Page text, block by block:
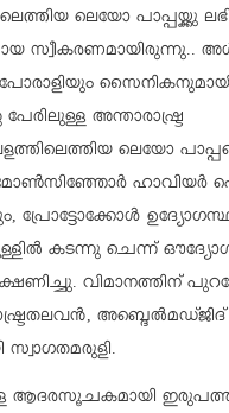
ലെയോ പാപ്പയ്ക്കു
സ്വീകരണമായിരുന്നു..
അന്താരാഷ്ട്ര
ലെയോ
ഹാവിയര്‍
കടന്നു ചെന്ന്
ക്ഷണിച്ചു. വിമാനത്തിന്
സ്വാഗതമരുളി.
ആദരസൂചകമായി